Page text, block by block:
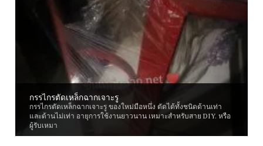
กรรไกรตัดเหล็กฉากเจาะรู
กรรไกรตัดเหล็กฉากเจาะรู ของใหม่มือหนึ่ง ตัดได้ทั้งชนิดด้านเท่า
และด้านไม่เท่า อายุการใช้งานยาวนาน เหมาะสำหรับสาย DIY. หรือ
ผู้รับเหมา